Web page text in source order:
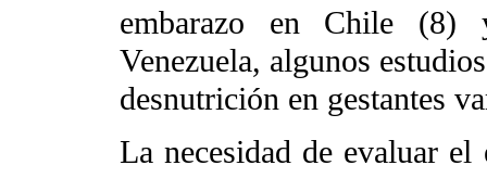
embarazo en Chile
Venezuela, algunos
desnutrición en gestantes
La necesidad de evaluar